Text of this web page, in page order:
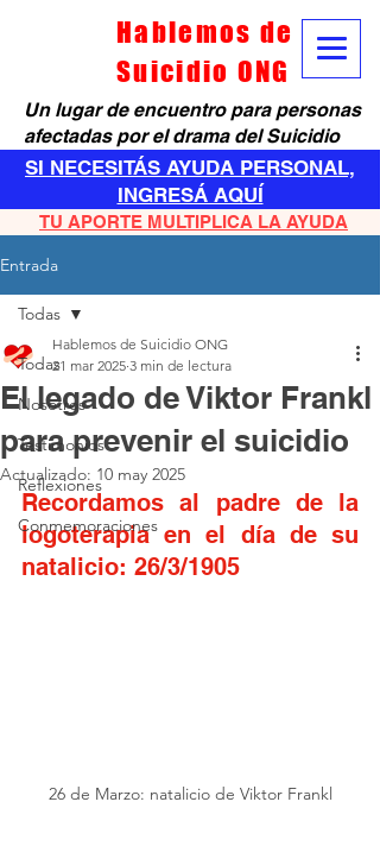
Hablemos de
Suicidio ONG
SI NECESITÁS AYUDA PERSONAL,
INGRESÁ AQUÍ
Un lugar de encuentro para personas
afectadas por el drama del Suicidio
TU APORTE MULTIPLICA LA AYUDA
Entrada
Todas
Nosotros
Testimonios
Reflexiones
Conmemoraciones
Todas
El legado de Viktor Frankl
para prevenir el suicidio
Hablemos de Suicidio ONG
21 mar 2025 3 min de lectura
Actualizado: 10 may 2025
Recordamos al padre de la
logoterapia en el día de su
natalicio: 26/3/1905
26 de Marzo: natalicio de Viktor Frankl